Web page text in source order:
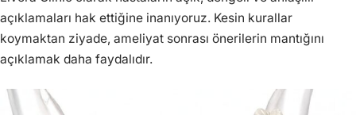
açıklamaları hak ettiğine inanıyoruz. Kesin kurallar
koymaktan ziyade, ameliyat sonrası önerilerin mantığını
açıklamak daha faydalıdır.